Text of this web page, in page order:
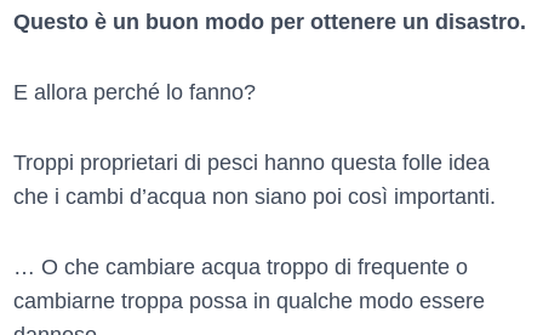
Questo è un buon modo per ottenere un disastro.
E allora perché lo fanno?
Troppi proprietari di pesci hanno questa folle idea
che i cambi d’acqua non siano poi così importanti.
… O che cambiare acqua troppo di frequente o
cambiarne troppa possa in qualche modo essere